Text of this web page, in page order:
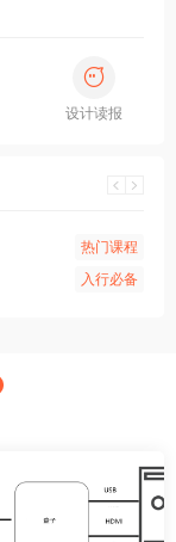
设计读报
热门课程
入行必备